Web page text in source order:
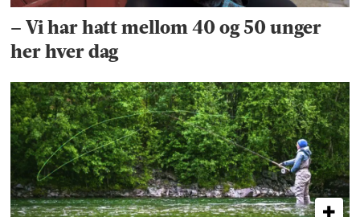
– Vi har hatt mellom 40 og 50 unger
her hver dag